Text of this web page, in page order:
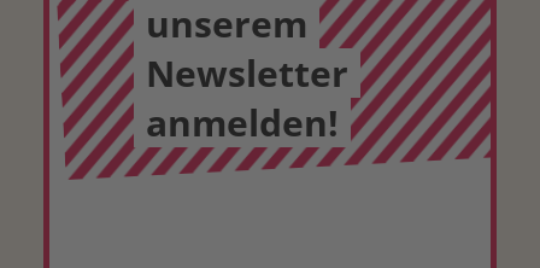
unserem
Newsletter
anmelden!